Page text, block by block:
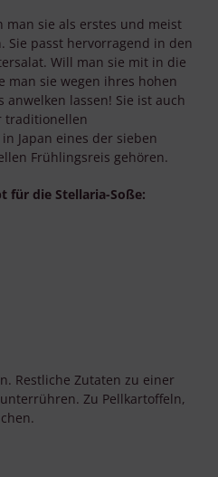
sie als erstes und meist
Sie passt hervorragend in den
Will man sie mit in die
man sie wegen ihres hohen
anwelken lassen! Sie ist auch
traditionellen
Japan eines der sieben
Frühlingsreis gehören.
für die Stellaria-Soße:
Restliche Zutaten zu einer
Zu Pellkartoffeln,